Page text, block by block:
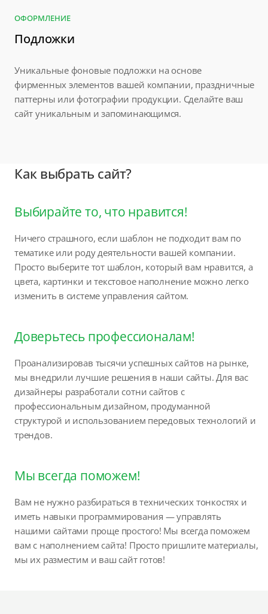
ОФОРМЛЕНИЕ
Подложки
Уникальные фоновые подложки на основе
фирменных элементов вашей компании, праздничные
паттерны или фотографии продукции. Сделайте ваш
сайт уникальным и запоминающимся.
Как выбрать сайт?
Выбирайте то, что нравится!
Ничего страшного, если шаблон не подходит вам по
тематике или роду деятельности вашей компании.
Просто выберите тот шаблон, который вам нравится, а
цвета, картинки и текстовое наполнение можно легко
изменить в системе управления сайтом.
Доверьтесь профессионалам!
Проанализировав тысячи успешных сайтов на рынке,
мы внедрили лучшие решения в наши сайты. Для вас
дизайнеры разработали сотни сайтов с
профессиональным дизайном, продуманной
структурой и использованием передовых технологий и
трендов.
Мы всегда поможем!
Вам не нужно разбираться в технических тонкостях и
иметь навыки программирования — управлять
нашими сайтами проще простого! Мы всегда поможем
вам с наполнением сайта! Просто пришлите материалы,
мы их разместим и ваш сайт готов!